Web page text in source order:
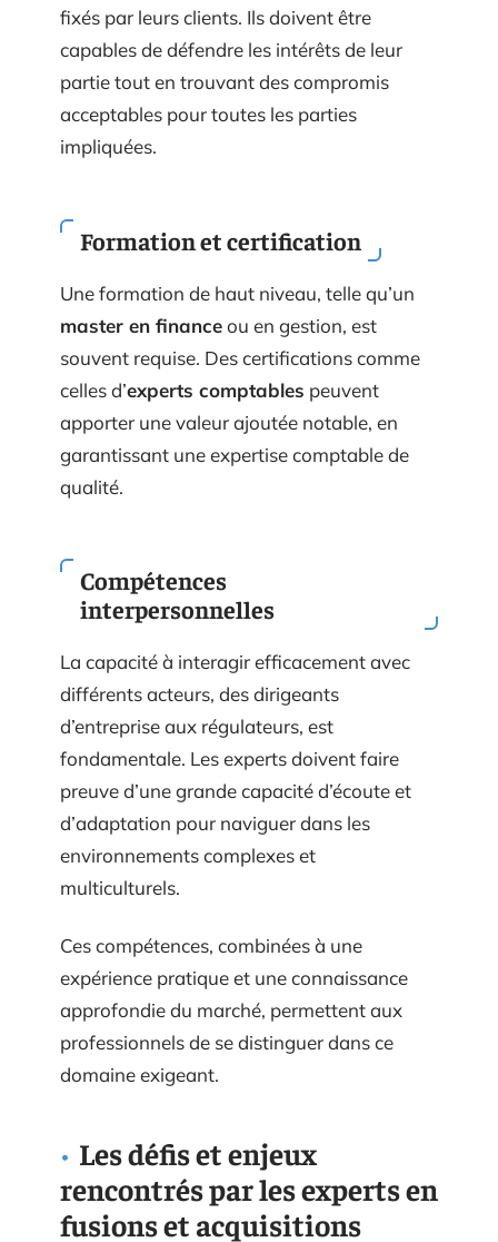
fixés par leurs clients. Ils doivent être
capables de défendre les intérêts de leur
partie tout en trouvant des compromis
acceptables pour toutes les parties
impliquées.
Formation et certification
Une formation de haut niveau, telle qu’un
master en financeou en gestion, est
souvent requise. Des certifications comme
celles d’experts comptables peuvent
apporter une valeur ajoutée notable, en
garantissant une expertise comptable de
qualité.
Compétences
interpersonnelles
La capacité à interagir efficacement avec
différents acteurs, des dirigeants
d’entreprise aux régulateurs, est
fondamentale. Les experts doivent faire
preuve d’une grande capacité d’écoute et
d’adaptation pour naviguer dans les
environnements complexes et
multiculturels.
Ces compétences, combinées à une
expérience pratique et une connaissance
approfondie du marché, permettent aux
professionnels de se distinguer dans ce
domaine exigeant.
Les défis et enjeux
rencontrés par les experts en
fusions et acquisitions